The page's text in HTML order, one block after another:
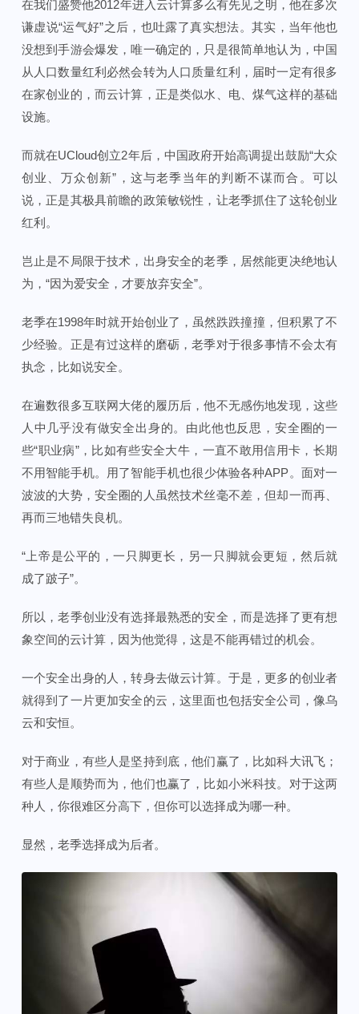
在我们盛赞他2012年进入云计算多么有先见之明，他在多次
谦虚说“运气好”之后，也吐露了真实想法。其实，当年他也
没想到手游会爆发，唯一确定的，只是很简单地认为，中国
从人口数量红利必然会转为人口质量红利，届时一定有很多
在家创业的，而云计算，正是类似水、电、煤气这样的基础
设施。
而就在UCloud创立2年后，中国政府开始高调提出鼓励“大众
创业、万众创新”，这与老季当年的判断不谋而合。可以
说，正是其极具前瞻的政策敏锐性，让老季抓住了这轮创业
红利。
岂止是不局限于技术，出身安全的老季，居然能更决绝地认
为，“因为爱安全，才要放弃安全”。
老季在1998年时就开始创业了，虽然跌跌撞撞，但积累了不
少经验。正是有过这样的磨砺，老季对于很多事情不会太有
执念，比如说安全。
在遍数很多互联网大佬的履历后，他不无感伤地发现，这些
人中几乎没有做安全出身的。由此他也反思，安全圈的一
些“职业病”，比如有些安全大牛，一直不敢用信用卡，长期
不用智能手机。用了智能手机也很少体验各种APP。面对一
波波的大势，安全圈的人虽然技术丝毫不差，但却一而再、
再而三地错失良机。
“上帝是公平的，一只脚更长，另一只脚就会更短，然后就
成了跛子”。
所以，老季创业没有选择最熟悉的安全，而是选择了更有想
象空间的云计算，因为他觉得，这是不能再错过的机会。
一个安全出身的人，转身去做云计算。于是，更多的创业者
就得到了一片更加安全的云，这里面也包括安全公司，像乌
云和安恒。
对于商业，有些人是坚持到底，他们赢了，比如科大讯飞；
有些人是顺势而为，他们也赢了，比如小米科技。对于这两
种人，你很难区分高下，但你可以选择成为哪一种。
显然，老季选择成为后者。